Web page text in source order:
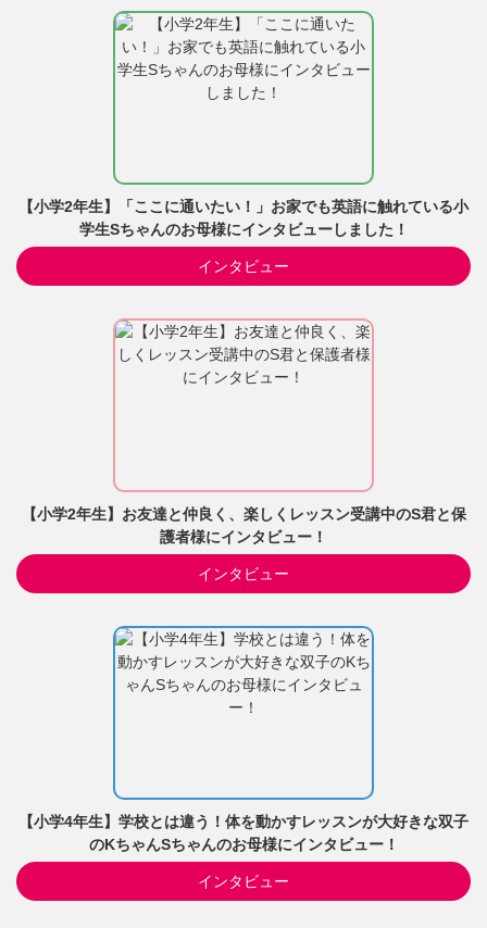
【小学2年生】「ここに通いたい！」お家でも英語に触れている小
学生Sちゃんのお母様にインタビューしました！
インタビュー
【小学2年生】お友達と仲良く、楽しくレッスン受講中のS君と保
護者様にインタビュー！
インタビュー
【小学4年生】学校とは違う！体を動かすレッスンが大好きな双子
のKちゃんSちゃんのお母様にインタビュー！
インタビュー